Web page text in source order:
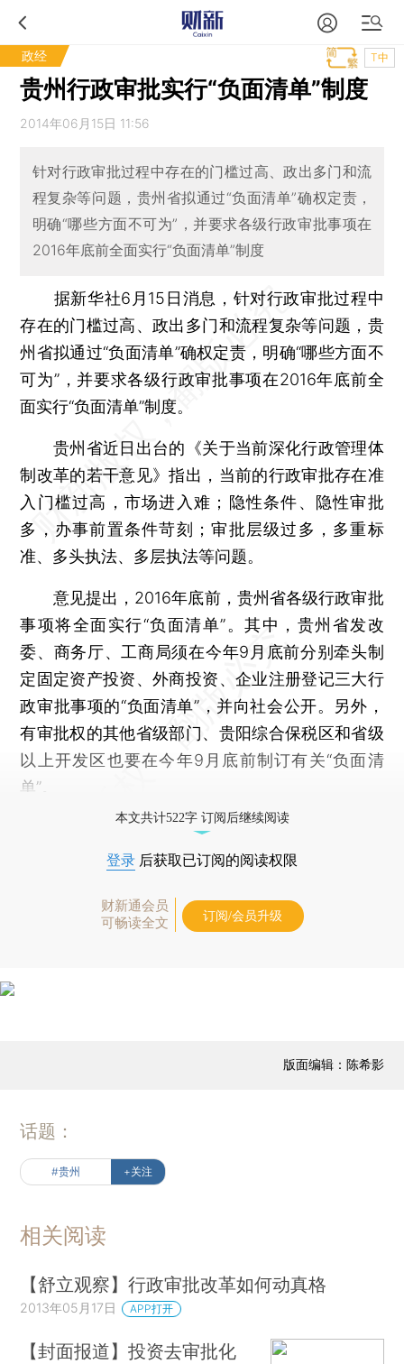
政经 T中
贵州行政审批实行“负面清单”制度
2014年06月15日 11:56
针对行政审批过程中存在的门槛过高、政出多门和流
程复杂等问题，贵州省拟通过“负面清单”确权定责，
明确“哪些方面不可为”，并要求各级行政审批事项在
2016年底前全面实行“负面清单”制度
据新华社6月15日消息，针对行政审批过程中
存在的门槛过高、政出多门和流程复杂等问题，贵
州省拟通过“负面清单”确权定责，明确“哪些方面不
可为”，并要求各级行政审批事项在2016年底前全
面实行“负面清单”制度。
贵州省近日出台的《关于当前深化行政管理体
制改革的若干意见》指出，当前的行政审批存在准
入门槛过高，市场进入难；隐性条件、隐性审批
多，办事前置条件苛刻；审批层级过多，多重标
准、多头执法、多层执法等问题。
意见提出，2016年底前，贵州省各级行政审批
事项将全面实行“负面清单”。其中，贵州省发改
委、商务厅、工商局须在今年9月底前分别牵头制
定固定资产投资、外商投资、企业注册登记三大行
政审批事项的“负面清单”，并向社会公开。另外，
有审批权的其他省级部门、贵阳综合保税区和省级
以上开发区也要在今年9月底前制订有关“负面清
单”。
本文共计522字 订阅后继续阅读
登录 后获取已订阅的阅读权限
财新通会员
可畅读全文
订阅/会员升级
版面编辑：陈希影
话题：
#贵州 +关注
相关阅读
【舒立观察】行政审批改革如何动真格
2013年05月17日 APP打开
【封面报道】投资去审批化